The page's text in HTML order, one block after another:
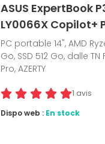
ASUS ExpertBook
LY0066X Copilot+
PC portable 14", AMD
Go, SSD 512 Go, dalle TN
Pro, AZERTY
1 avis
Dispo web : En stock